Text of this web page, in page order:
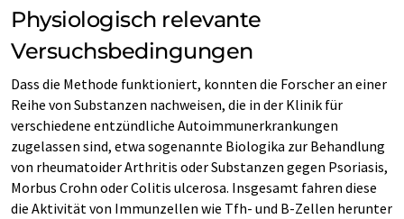
Physiologisch relevante
Versuchsbedingungen
Dass die Methode funktioniert, konnten die Forscher an einer
Reihe von Substanzen nachweisen, die in der Klinik für
verschiedene entzündliche Autoimmunerkrankungen
zugelassen sind, etwa sogenannte Biologika zur Behandlung
von rheumatoider Arthritis oder Substanzen gegen Psoriasis,
Morbus Crohn oder Colitis ulcerosa. Insgesamt fahren diese
die Aktivität von Immunzellen wie Tfh- und B-Zellen herunter